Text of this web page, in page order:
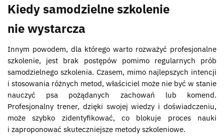
Kiedy samodzielne szkolenie
nie wystarcza
Innym powodem, dla którego warto rozważyć profesjonalne
szkolenie, jest brak postępów pomimo regularnych prób
samodzielnego szkolenia. Czasem, mimo najlepszych intencji
i stosowania różnych metod, właściciel może nie być w stanie
nauczyć psa pożądanych zachowań lub komend.
Profesjonalny trener, dzięki swojej wiedzy i doświadczeniu,
może szybko zidentyfikować, co blokuje proces nauki
i zaproponować skuteczniejsze metody szkoleniowe.